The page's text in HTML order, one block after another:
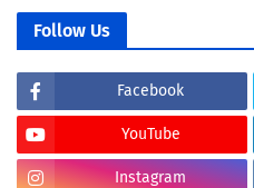
Follow Us
Facebook
YouTube
Instagram